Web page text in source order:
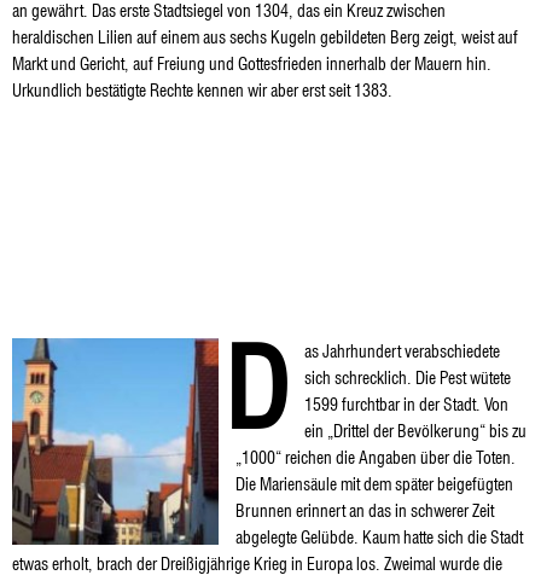
an gewährt. Das erste Stadtsiegel von 1304, das ein Kreuz zwischen
heraldischen Lilien auf einem aus sechs Kugeln gebildeten Berg zeigt, weist auf
Markt und Gericht, auf Freiung und Gottesfrieden innerhalb der Mauern hin.
Urkundlich bestätigte Rechte kennen wir aber erst seit 1383.
D
as Jahrhundert verabschiedete
sich schrecklich. Die Pest wütete
1599 furchtbar in der Stadt. Von
ein „Drittel der Bevölkerung“ bis zu
„1000“ reichen die Angaben über die Toten.
Die Mariensäule mit dem später beigefügten
Brunnen erinnert an das in schwerer Zeit
abgelegte Gelübde. Kaum hatte sich die Stadt
etwas erholt, brach der Dreißigjährige Krieg in Europa los. Zweimal wurde die